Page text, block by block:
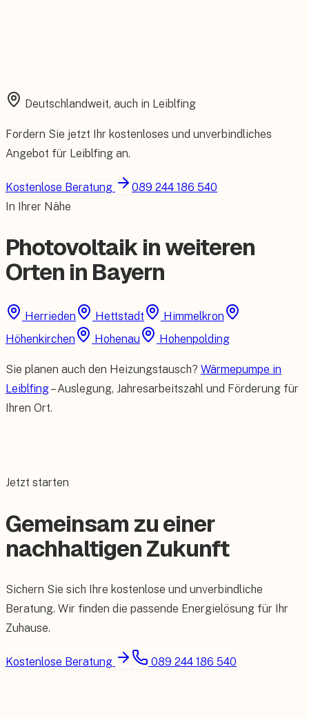
Deutschlandweit, auch in Leiblfing
Fordern Sie jetzt Ihr kostenloses und unverbindliches
Angebot für Leiblfing an.
Kostenlose Beratung
089 244 186 540
In Ihrer Nähe
Photovoltaik in weiteren
Orten in Bayern
Herrieden Hettstadt
Himmelkron
Höhenkirchen
Hohenau Hohenpolding
Sie planen auch den Heizungstausch? Wärmepumpe in
Leiblfing– Auslegung, Jahresarbeitszahl und Förderung für
Ihren Ort.
Jetzt starten
Gemeinsam zu einer
nachhaltigen Zukunft
Sichern Sie sich Ihre kostenlose und unverbindliche
Beratung. Wir finden die passende Energielösung für Ihr
Zuhause.
Kostenlose Beratung 089 244 186 540